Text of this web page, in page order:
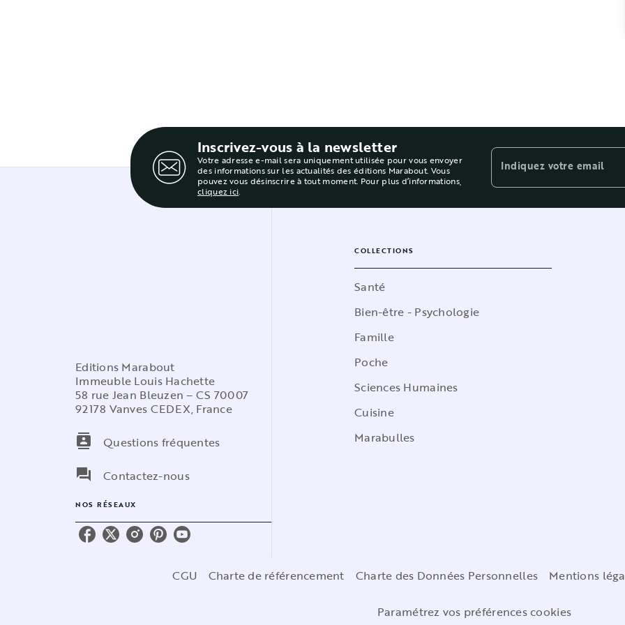
Inscrivez-vous à la newsletter
Votre adresse e-mail sera uniquement utilisée pour vous envoyer
des informations sur les actualités des éditions Marabout. Vous
pouvez vous désinscrire à tout moment. Pour plus d’informations,
cliquez ici.
Indiquez votre email
Editions Marabout
Immeuble Louis Hachette
58 rue Jean Bleuzen – CS 70007
92178 Vanves CEDEX, France
contacts
Questions fréquentes
question_answer
Contactez-nous
NOS RÉSEAUX
COLLECTIONS
Santé
Bien-être - Psychologie
Famille
Poche
Sciences Humaines
Cuisine
Marabulles
CGU Charte de référencement Charte des Données Personnelles Mentions
Paramétrez vos préférences cookies